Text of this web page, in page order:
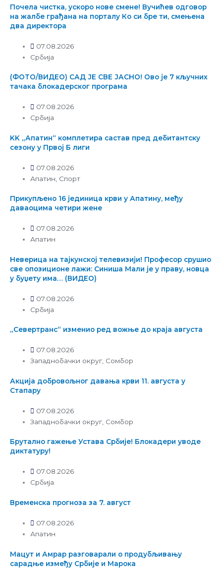
Почела чистка, ускоро нове смене! Вучићев одговор
на жалбе грађана на порталу Ко си бре ти, смењена
два директора
07.08.2026
Србија
(ФОТО/ВИДЕО) САД ЈЕ СВЕ ЈАСНО! Ово је 7 кључних
тачака блокадерског програма
07.08.2026
Србија
KK „Апатин“ комплетира састав пред дебитантску
сезону у Првој Б лиги
07.08.2026
Апатин Спорт
Прикупљено 16 јединица крви у Апатину, међу
даваоцима четири жене
07.08.2026
Апатин
Неверица на тајкунској телевизији! Професор срушио
све опозиционе лажи: Синиша Мали је у праву, новца
у буџету има… (ВИДЕО)
07.08.2026
Србија
„Севертранс“ изменио ред вожње до краја августа
07.08.2026
Западнобачки округ, Сомбор
Акција добровољног давања крви 11. августа у
Стапару
07.08.2026
Западнобачки округ Сомбор
Брутално гажење Устава Србије! Блокадери уводе
диктатуру!
07.08.2026
Србија
Временска прогноза за 7. август
07.08.2026
Апатин
Мацут и Амрар разговарали о продубљивању
сарадње између Србије и Марока